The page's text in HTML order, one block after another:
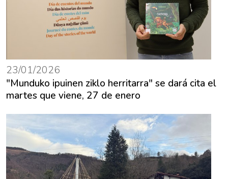
23/01/2026
"Munduko ipuinen ziklo herritarra" se dará cita el
martes que viene, 27 de enero